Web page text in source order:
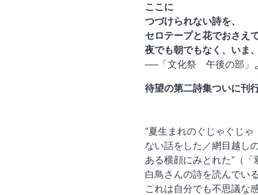
ここに
つづけられない詩を、
セロテープと花でおさえ
夜でも朝でもなく、いま
──「文化祭 午後の部」
待望の第二詩集ついに刊行
“夏生まれのぐじゃぐじ
ない話をした／網目越し
ある横顔にみとれた”（「
白鳥さんの詩を読んでい
これは自分でも不思議な